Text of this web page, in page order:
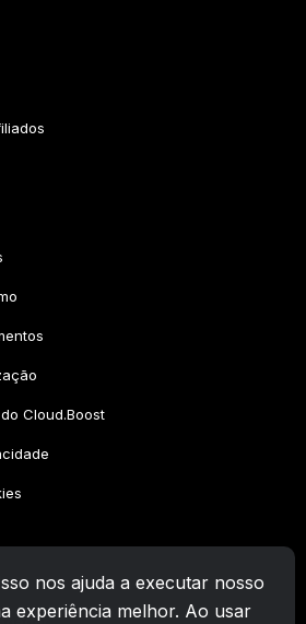
nos ajuda a executar nosso
experiência melhor. Ao usar
Cloud.Boost